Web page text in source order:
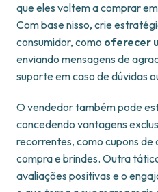
que eles voltem a comprar
Com base nisso, crie
consumidor, como oferecer
enviando mensagens de
suporte em caso de dúvidas
O vendedor também pode
concedendo vantagens
recorrentes, como cupons
compra e brindes. Outra
avaliações positivas e o